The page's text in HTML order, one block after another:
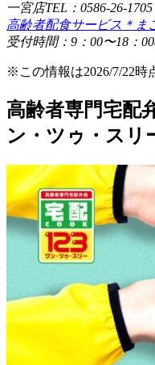
一宮店TEL：0586-26-1705
高齢者配食サービス＊ま
受付時間：9：00〜18：
※この情報は2026/7/22時
高齢者専門宅配
ン・ツゥ・スリ